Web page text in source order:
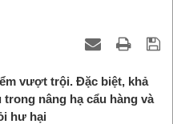
vượt trội. Đặc biệt, khả
nâng hạ cẩu hàng và
hư hại